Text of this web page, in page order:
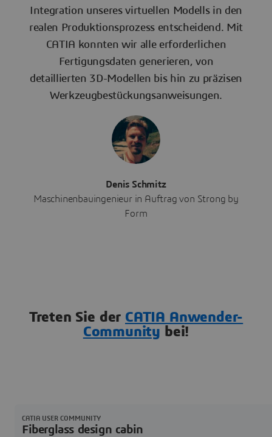
Integration unseres virtuellen Modells in den
realen Produktionsprozess entscheidend. Mit
CATIA konnten wir alle erforderlichen
Fertigungsdaten generieren, von
detaillierten 3D-Modellen bis hin zu präzisen
Werkzeugbestückungsanweisungen.
Denis Schmitz
Maschinenbauingenieur in Auftrag von Strong by
Form
Treten Sie der CATIA Anwender-
Community bei!
Fiberglass design cabin
CATIA USER COMMUNITY